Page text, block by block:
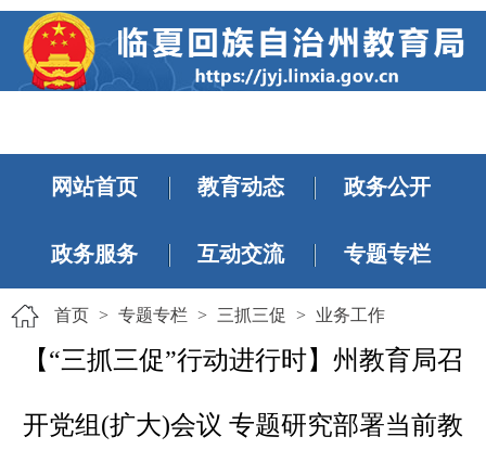
网站首页 教育动态 政务公开
政务服务 互动交流 专题专栏
首页 > 专题专栏 > 三抓三促 > 业务工作
【“三抓三促”行动进行时】州教育局召
开党组(扩大)会议 专题研究部署当前教